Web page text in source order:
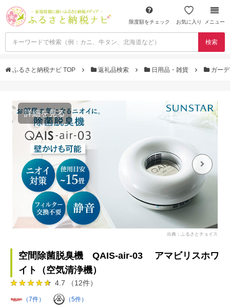
限度額をチェック お気に入り メニュー
検索
ふるさと納税ナビ TOP 返礼品検索 日用品・雑貨 ガー
詳細を見る
出典：ふるさとチョイス
空間除菌脱臭機 QAIS-air-03 アマビリスホワ
イト（空気清浄機）
4.7 （12件）
（7件） （5件）